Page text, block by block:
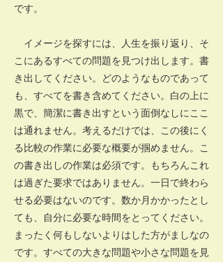
です。
イメージを探すには、人生を振り返り、そ
こにあるすべての問題を見つけ出します。書
き出してください。どのようなものであって
も、すべてを書き含めてください。白の上に
黒で、簡潔に書き出すという面倒なしにここ
は通れません。考えるだけでは、この後にく
る比較の作業に必要な概要が掴めません。こ
の書き出しの作業は必須です。もちろんこれ
は過ぎた要求ではありません。一日で終わら
せる必要はないのです。数か月かかったとし
ても、自分に必要な時間をとってください。
まったく何もしないよりはした方がましなの
です。すべての大きな問題や小さな問題を見